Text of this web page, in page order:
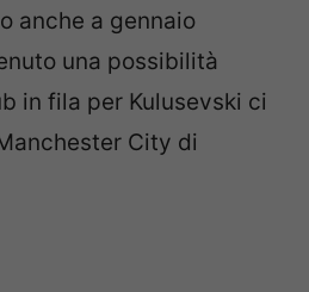
anche a gennaio
una possibilità
in fila per Kulusevski ci
City di